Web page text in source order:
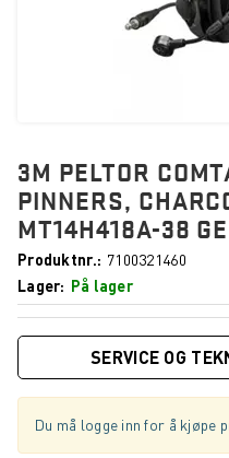
3M PELTOR
PINNERS,
MT14H418A-38 GE
Produktnr.
7100321460
Lager
På lager
SERVICE OG
Du må logge inn for å kjøpe